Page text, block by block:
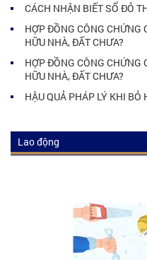
CÁCH NHẬN BIẾT SỔ ĐỎ
HỢP ĐỒNG CÔNG CHỨNG
HỮU NHÀ, ĐẤT CHƯA?
HỢP ĐỒNG CÔNG CHỨNG
HỮU NHÀ, ĐẤT CHƯA?
HẬU QUẢ PHÁP LÝ KHI
Lao động
Kiến thức luật lao động